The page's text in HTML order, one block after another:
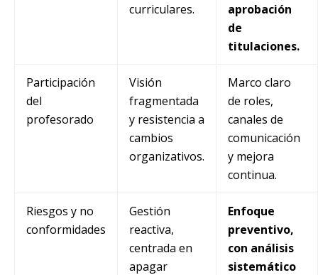
curriculares.
aprobación
de
titulaciones.
Participación
del
profesorado
Visión
fragmentada
y resistencia a
cambios
organizativos.
Marco claro
de roles,
canales de
comunicación
y mejora
continua.
Riesgos y no
conformidades
Gestión
reactiva,
centrada en
apagar
Enfoque
preventivo,
con análisis
sistemático